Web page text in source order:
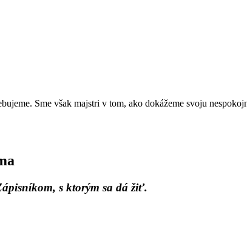
Sme však majstri v tom, ako dokážeme svoju
s ktorým sa dá žiť.